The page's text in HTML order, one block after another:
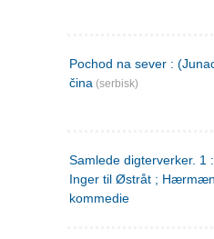
Pochod na sever :
čina (serbisk)
Samlede digterverker. 1
Inger til Østråt ;
kommedie